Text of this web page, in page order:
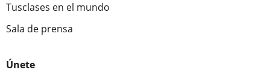
Tusclases en el mundo
Sala de prensa
Únete